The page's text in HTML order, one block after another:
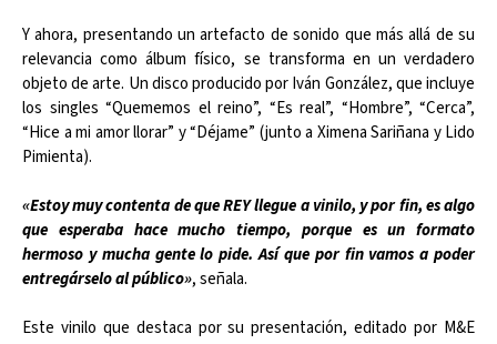
Y ahora, presentando un artefacto de sonido que más allá de su
relevancia como álbum físico, se transforma en un verdadero
objeto de arte. Un disco producido por Iván González, que incluye
los singles “Quememos el reino”, “Es real”, “Hombre”, “Cerca”,
“Hice a mi amor llorar” y “Déjame” (junto a Ximena Sariñana y Lido
Pimienta).
«Estoy muy contenta de que REY llegue a vinilo, y por fin, es algo
que esperaba hace mucho tiempo, porque es un formato
hermoso y mucha gente lo pide. Así que por fin vamos a poder
entregárselo al público», señala.
Este vinilo que destaca por su presentación, editado por M&E